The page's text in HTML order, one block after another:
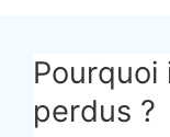
Pourquoi
perdus ?